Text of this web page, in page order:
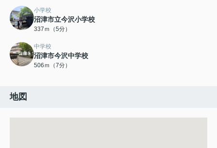
小学校
沼津市立今沢小学校
337ｍ（5分）
中学校
沼津市今沢中学校
506ｍ（7分）
地図